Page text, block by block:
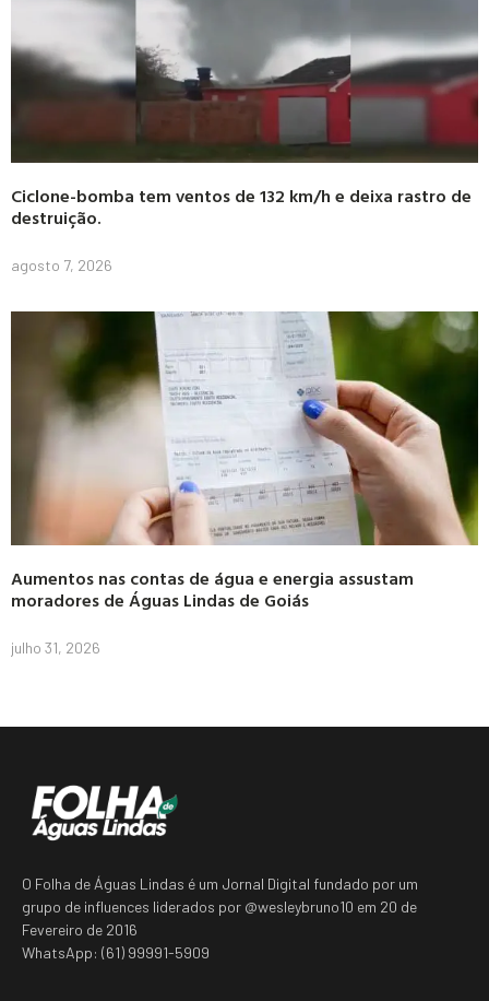
Ciclone-bomba tem ventos de 132 km/h e deixa rastro de
destruição.
agosto 7, 2026
Aumentos nas contas de água e energia assustam
moradores de Águas Lindas de Goiás
julho 31, 2026
O Folha de Águas Lindas é um Jornal Digital fundado por um
grupo de influences liderados por @wesleybruno10 em 20 de
Fevereiro de 2016
WhatsApp: (61) 99991-5909